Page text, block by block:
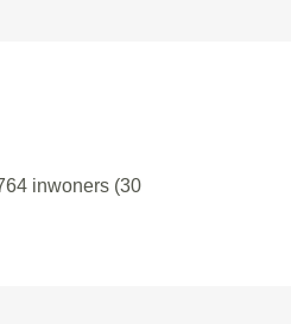
inwoners (30